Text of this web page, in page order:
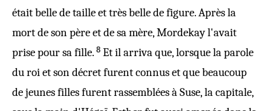
était belle de taille et très belle de figure. Après la
mort de son père et de sa mère, Mordekay l'avait
prise pour sa fille. 8 Et il arriva que, lorsque la parole
du roi et son décret furent connus et que beaucoup
de jeunes filles furent rassemblées à Suse, la capitale,